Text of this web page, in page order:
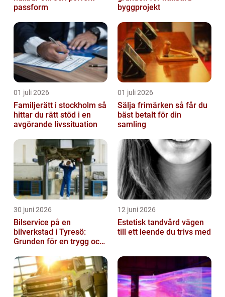
passform
byggprojekt
01 juli 2026
Familjerätt i stockholm så
hittar du rätt stöd i en
avgörande livssituation
01 juli 2026
Sälja frimärken så får du
bäst betalt för din
samling
30 juni 2026
Bilservice på en
bilverkstad i Tyresö:
Grunden för en trygg och
12 juni 2026
Estetisk tandvård vägen
till ett leende du trivs med